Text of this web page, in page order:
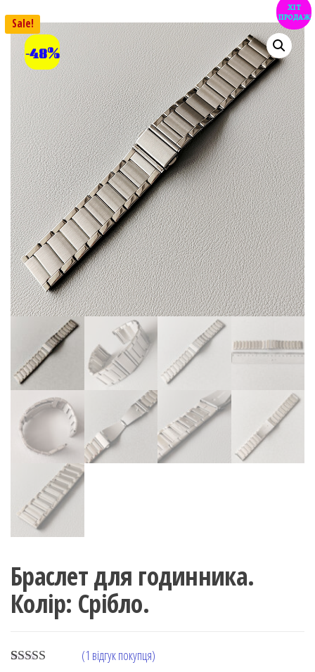
Sale!
-48%
хіт
продаж
Браслет для годинника.
Колір: Срібло.
(1 відгук покупця)